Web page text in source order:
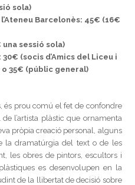
sola)
Barcelonès: 45€ (16€
sessió sola)
(socis d’Amics del Liceu i
o 35€ (públic general)
és prou comú el fet de confondre
l’artista plàstic que ornamenta
pròpia creació personal, alguns
la dramatúrgia del text o de les
les obres de pintors, escultors i
es desenvolupen en la
de la llibertat de decisió sobre